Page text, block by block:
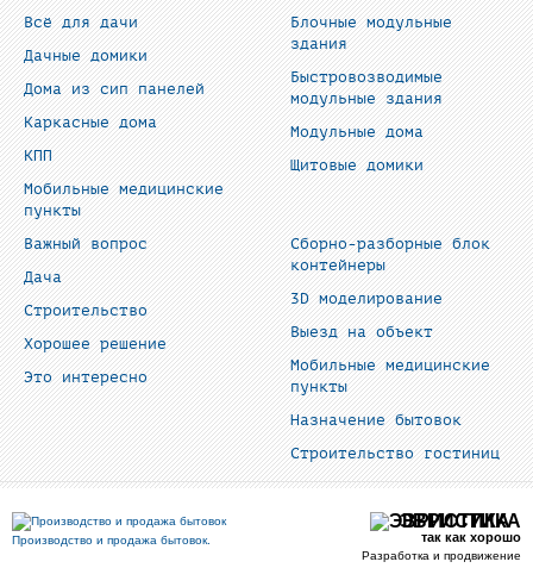
Всё для дачи
Дачные домики
Дома из сип панелей
Каркасные дома
КПП
Мобильные медицинские
пункты
Блочные модульные
здания
Быстровозводимые
модульные здания
Модульные дома
Щитовые домики
Важный вопрос
Дача
Строительство
Хорошее решение
Это интересно
Сборно-разборные блок
контейнеры
3D моделирование
Выезд на объект
Мобильные медицинские
пункты
Назначение бытовок
Строительство гостиниц
Производство и продажа бытовок.
ЭВРИСТИКА
так как хорошо
Разработка и продвижение